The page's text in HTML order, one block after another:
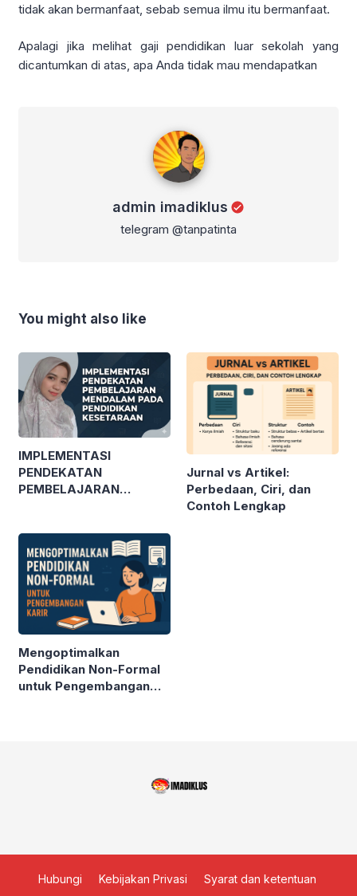
tidak akan bermanfaat, sebab semua ilmu itu bermanfaat.
Apalagi jika melihat gaji pendidikan luar sekolah yang
dicantumkan di atas, apa Anda tidak mau mendapatkan
admin imadiklus
telegram @tanpatinta
You might also like
IMPLEMENTASI
PENDEKATAN
PEMBELAJARAN
KESETARAAN
Jurnal vs Artikel:
Perbedaan, Ciri, dan
Contoh Lengkap
Mengoptimalkan
Pendidikan Non-Formal
untuk Pengembangan
Hubungi Kebijakan Privasi Syarat dan ketentuan